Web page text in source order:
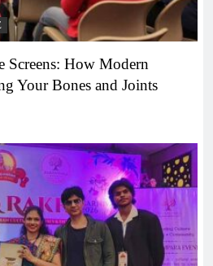
Screens: How Modern
Your Bones and Joints